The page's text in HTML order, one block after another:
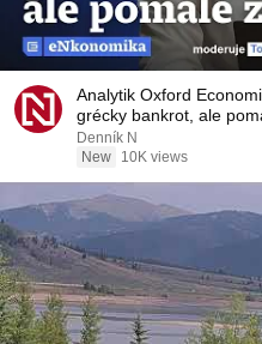
Analytik Oxford
grécky bankrot, ale
Denník N
New
10K views